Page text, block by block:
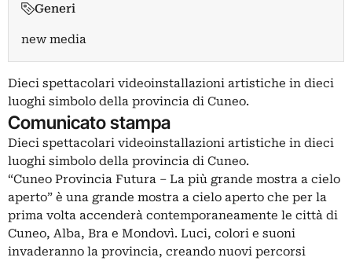
Generi
new media
Dieci spettacolari videoinstallazioni artistiche in dieci
luoghi simbolo della provincia di Cuneo.
Comunicato stampa
Dieci spettacolari videoinstallazioni artistiche in dieci
luoghi simbolo della provincia di Cuneo.
“Cuneo Provincia Futura – La più grande mostra a cielo
aperto” è una grande mostra a cielo aperto che per la
prima volta accenderà contemporaneamente le città di
Cuneo, Alba, Bra e Mondovì. Luci, colori e suoni
invaderanno la provincia, creando nuovi percorsi